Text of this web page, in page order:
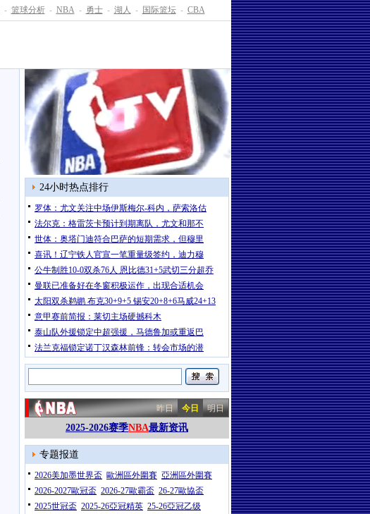
- 篮球分析 - NBA - 勇士 - 湖人 - 国际篮坛 - CBA
24小时热点排行
罗体：尤文关注中场伊斯梅尔-科内，萨索洛估
法尔克：格雷茨卡预计到期离队，尤文和那不
世体：奥塔门迪符合巴萨的短期需求，但穆里
喜讯！辽宁铁人官宣一笔重量级签约，迪力穆
公牛制胜10-0双杀76人 恩比德31+5武切三分超乔
曼联已准备好在冬窗积极运作，出现合适机会
太阳双杀鹈鹕 布克30+9+5 锡安20+8+6马威24+13
意甲赛前简报：莱切主场硬撼科木
泰山队外援锁定中超强援，马德鲁加或重返巴
法兰克福锁定诺丁汉森林前锋：转会市场的潜
昨日 今日 明日
2025-2026赛季NBA最新资讯
专题报道
2026美加墨世界盃 歐洲區外圍賽 亞洲區外圍賽
2026-2027歐冠盃 2026-27歐霸盃 26-27歐協盃
2025世冠盃 2025-26亞冠精英 25-26亞冠乙级